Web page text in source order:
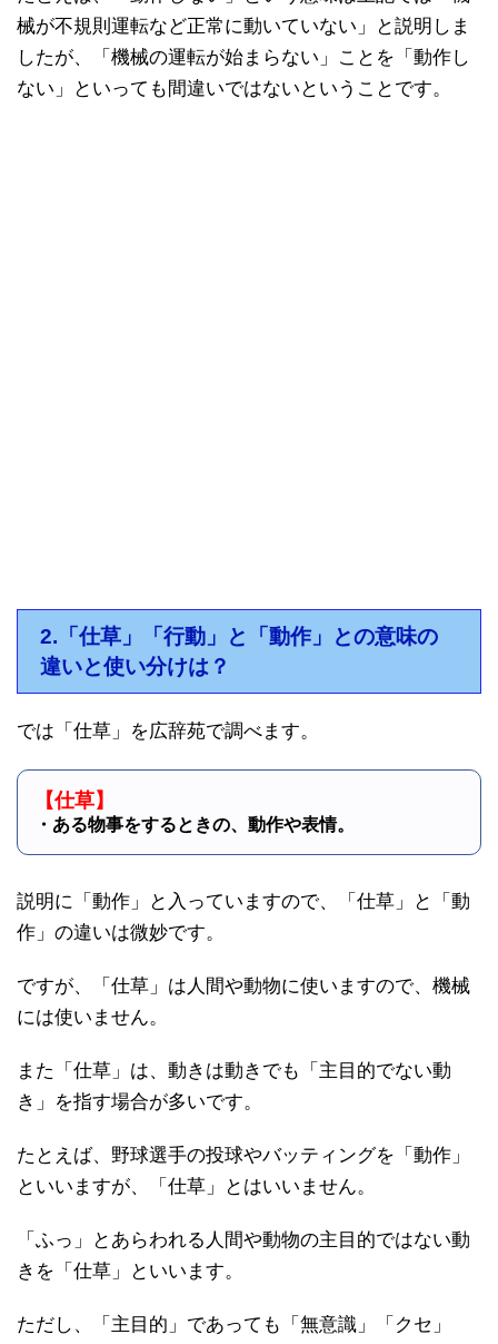
械が不規則運転など正常に動いていない」と説明しま
したが、「機械の運転が始まらない」ことを「動作し
ない」といっても間違いではないということです。
2.「仕草」「行動」と「動作」との意味の
違いと使い分けは？
では「仕草」を広辞苑で調べます。
【仕草】
・ある物事をするときの、動作や表情。
説明に「動作」と入っていますので、「仕草」と「動
作」の違いは微妙です。
ですが、「仕草」は人間や動物に使いますので、機械
には使いません。
また「仕草」は、動きは動きでも「主目的でない動
き」を指す場合が多いです。
たとえば、野球選手の投球やバッティングを「動作」
といいますが、「仕草」とはいいません。
「ふっ」とあらわれる人間や動物の主目的ではない動
きを「仕草」といいます。
ただし、「主目的」であっても「無意識」「クセ」